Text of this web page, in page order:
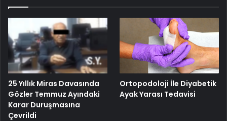
25 Yıllık Miras Davasında
Gözler Temmuz Ayındaki
Karar Duruşmasına
Çevrildi
Ortopodoloji İle Diyabetik
Ayak Yarası Tedavisi